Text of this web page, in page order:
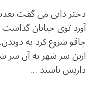
دختر دایی می گفت
آورد توی خیابان
چاقو شروع کرد به
ازین سر شهر به آن سر
داریش باشند …